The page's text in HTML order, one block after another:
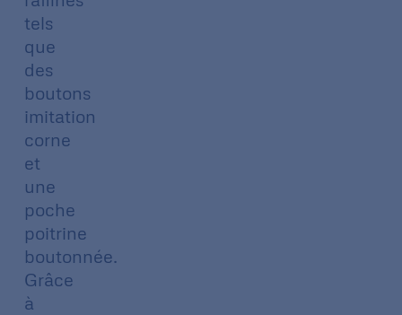
tels
que
des
boutons
imitation
corne
et
une
poche
poitrine
boutonnée.
Grâce
à